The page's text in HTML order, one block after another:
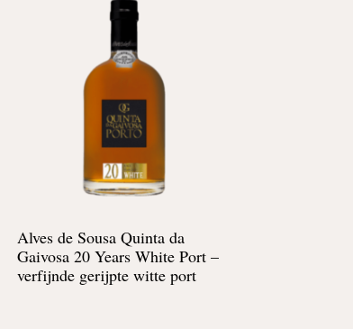
Alves de Sousa Quinta da
Gaivosa 20 Years White Port –
verfijnde gerijpte witte port